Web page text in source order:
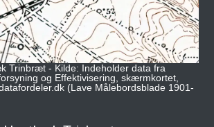
Trinbræt - Kilde: Indeholder data fra
og Effektivisering, skærmkortet,
(Lave Målebordsblade 1901-